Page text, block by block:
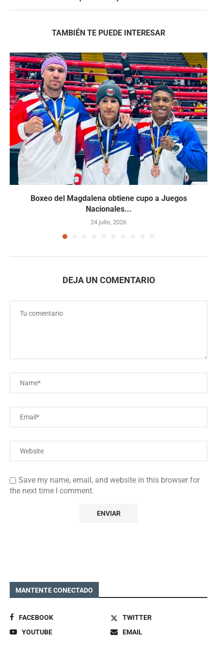
TAMBIÉN TE PUEDE INTERESAR
Boxeo del Magdalena obtiene cupo a Juegos
Nacionales...
24 julio, 2026
DEJA UN COMENTARIO
Save my name, email, and website in this browser for
the next time I comment.
MANTENTE CONECTADO
FACEBOOK
TWITTER
YOUTUBE
EMAIL